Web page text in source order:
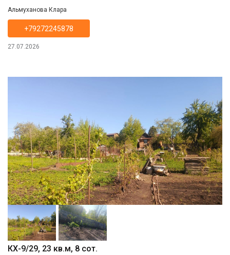
Альмуханова Клара
+79272245878
27.07.2026
КХ-9/29, 23 кв.м, 8 сот.